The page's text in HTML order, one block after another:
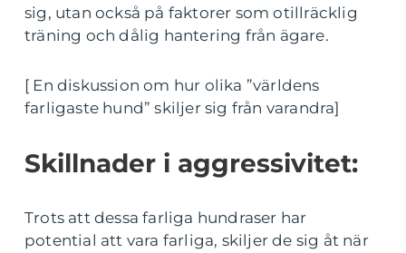
sig, utan också på faktorer som otillräcklig
träning och dålig hantering från ägare.
[ En diskussion om hur olika ”världens
farligaste hund” skiljer sig från varandra]
Skillnader i aggressivitet:
Trots att dessa farliga hundraser har
potential att vara farliga, skiljer de sig åt när